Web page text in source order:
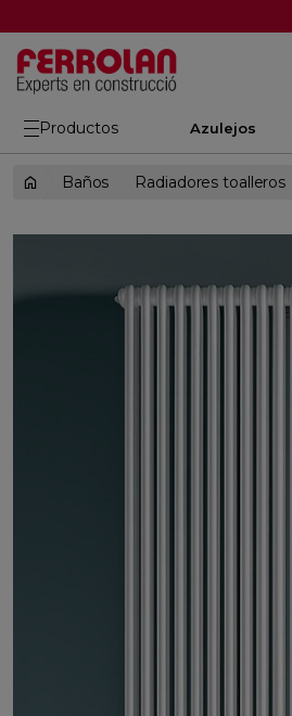
Productos Azulejos
Baños Radiadores toalleros